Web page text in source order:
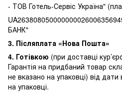
- ТОВ Готель-Сервіс Україна"
БАНК"
3. Післяплата «Нова Пошта»
4. Готівкою (при доставці
Гарантія на придбаний товар
не вказано на упаковці) від
на упаковці.